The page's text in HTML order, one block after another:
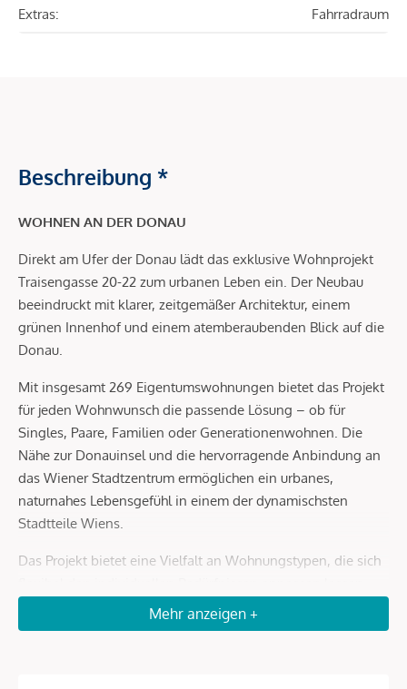
Extras: Fahrradraum
Beschreibung *
WOHNEN AN DER DONAU
Direkt am Ufer der Donau lädt das exklusive Wohnprojekt
Traisengasse 20-22 zum urbanen Leben ein. Der Neubau
beeindruckt mit klarer, zeitgemäßer Architektur, einem
grünen Innenhof und einem atemberaubenden Blick auf die
Donau.
Mit insgesamt 269 Eigentumswohnungen bietet das Projekt
für jeden Wohnwunsch die passende Lösung – ob für
Singles, Paare, Familien oder Generationenwohnen. Die
Nähe zur Donauinsel und die hervorragende Anbindung an
das Wiener Stadtzentrum ermöglichen ein urbanes,
naturnahes Lebensgefühl in einem der dynamischsten
Stadtteile Wiens.
Das Projekt bietet eine Vielfalt an Wohnungstypen, die sich
Die sorgfältig gestalteten 2- bis 4-Zimmer-Wohnungen
nutzen den verfügbaren Raum optimal und bieten höchsten
Mehr anzeigen +